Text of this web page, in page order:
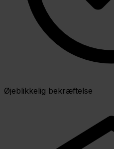
Øjeblikkelig bekræftelse